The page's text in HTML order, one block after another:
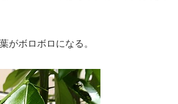
がボロボロになる。